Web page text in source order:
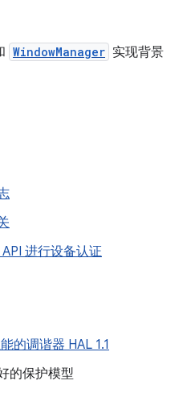
WindowManager 实现背景
进行设备认证
的调谐器 HAL 1.1
的保护模型